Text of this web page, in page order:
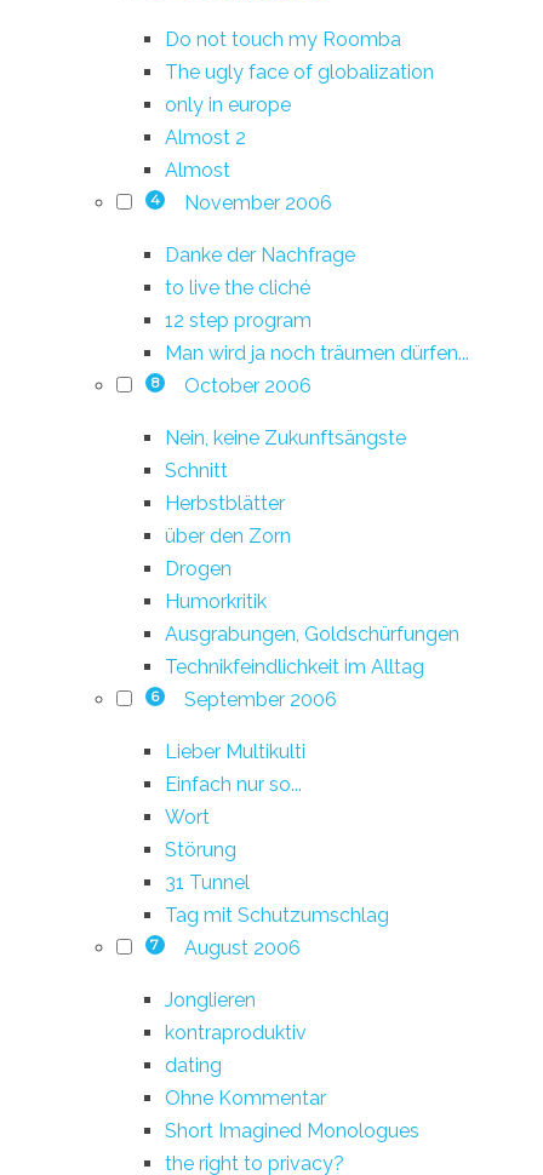
Do not touch my Roomba
The ugly face of globalization
only in europe
Almost 2
Almost
4 November 2006
Danke der Nachfrage
to live the cliché
12 step program
Man wird ja noch träumen dürfen...
8 October 2006
Nein, keine Zukunftsängste
Schnitt
Herbstblätter
über den Zorn
Drogen
Humorkritik
Ausgrabungen, Goldschürfungen
Technikfeindlichkeit im Alltag
6 September 2006
Lieber Multikulti
Einfach nur so...
Wort
Störung
31 Tunnel
Tag mit Schutzumschlag
7 August 2006
Jonglieren
kontraproduktiv
dating
Ohne Kommentar
Short Imagined Monologues
the right to privacy?